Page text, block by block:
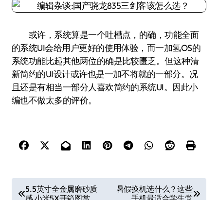
或许，系统算是一个吐槽点，的确，功能全面
的系统UI会给用户更好的使用体验，而一加氢OS的
系统功能比起其他两位的确是比较匮乏。但这种清
新简约的UI设计或许也是一加不将就的一部分。况
且还是有相当一部分人喜欢简约的系统UI。因此小
编也不做太多的评价。
5.5英寸全金属磨砂质
感 小米5X开箱图赏
暑假换机选什么？这些
手机最适合学生党